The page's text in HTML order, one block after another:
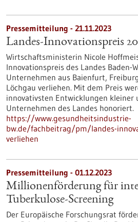
Pressemitteilung - 21.11.2023
Landes-Innovationspreis
Wirtschaftsministerin Nicole
Innovationspreis des Landes Baden-
Unternehmen aus Baienfurt,
Löchgau verliehen. Mit dem Preis
innovativsten Entwicklungen
Unternehmen des Landes honoriert.
https://www.gesundheitsindustrie-
bw.de/fachbeitrag/pm/landes-
verliehen
Pressemitteilung - 01.12.2023
Millionenförderung für
Tuberkulose-Screening
Der Europäische Forschungsrat